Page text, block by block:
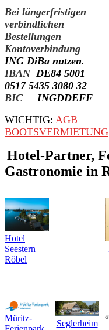
Bei längerfristigen
verbindlichen
Bestellungen
Kontoverbindung
ING DiBa nutzen.
IBANDE84 5001
0517 5435 3080 32
BIC INGDDEFF
WICHTIG: AGB
BOOTSVERMIETUNG
Hotel-Partner,
Gastronomie in
Hotel
Seestern
Röbel
Müritz-
Seglerheim